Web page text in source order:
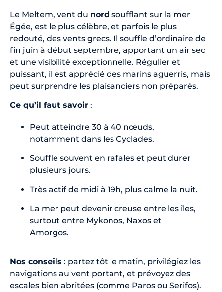
Le Meltem, vent du nord soufflant sur la mer
Égée, est le plus célèbre, et parfois le plus
redouté, des vents grecs. Il souffle d’ordinaire de
fin juin à début septembre, apportant un air sec
et une visibilité exceptionnelle. Régulier et
puissant, il est apprécié des marins aguerris, mais
peut surprendre les plaisanciers non préparés.
Ce qu’il faut savoir :
Peut atteindre 30 à 40 nœuds,
notamment dans les Cyclades.
Souffle souvent en rafales et peut durer
plusieurs jours.
Très actif de midi à 19h, plus calme la nuit.
La mer peut devenir creuse entre les îles,
surtout entre Mykonos, Naxos et
Amorgos.
Nos conseils : partez tôt le matin, privilégiez les
navigations au vent portant, et prévoyez des
escales bien abritées (comme Paros ou Serifos).